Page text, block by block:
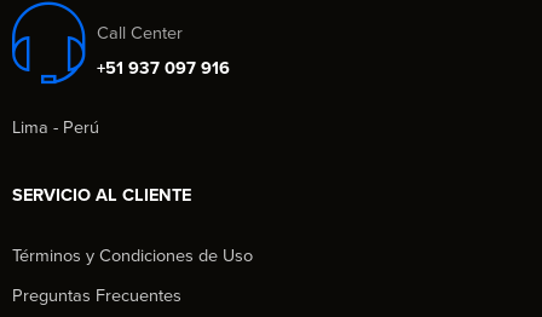
Call Center
+51 937 097 916
Lima - Perú
SERVICIO AL CLIENTE
Términos y Condiciones de Uso
Preguntas Frecuentes